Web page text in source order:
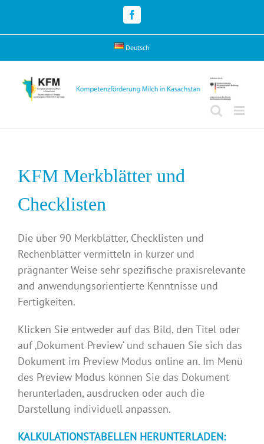
Facebook
Deutsch
KFM Merkblätter und
Checklisten
Die über 90 Merkblätter, Checklisten und
Rechenblätter vermitteln in kurzer und
prägnanter Weise sehr spezifische praxisrelevante
and anwendungsorientierte Kenntnisse und
Fertigkeiten.
Klicken Sie entweder auf das Bild, den Titel oder
auf ‚Dokument Preview‘ und schauen Sie sich das
Dokument im Preview Modus online an. Im Menü
des Preview Modus können Sie das Dokument
herunterladen, ausdrucken oder auch die
Darstellung individuell anpassen.
KALKULATIONSTABELLEN HERUNTERLADEN: